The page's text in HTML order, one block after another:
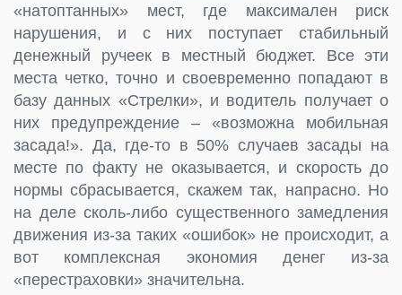
«натоптанных» мест, где максимален риск
нарушения, и с них поступает стабильный
денежный ручеек в местный бюджет. Все эти
места четко, точно и своевременно попадают в
базу данных «Стрелки», и водитель получает о
них предупреждение – «возможна мобильная
засада!». Да, где-то в 50% случаев засады на
месте по факту не оказывается, и скорость до
нормы сбрасывается, скажем так, напрасно. Но
на деле сколь-либо существенного замедления
движения из-за таких «ошибок» не происходит, а
вот комплексная экономия денег из-за
«перестраховки» значительна.